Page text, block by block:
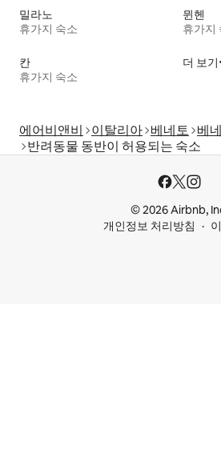
밀라노
휴가지 숙소
뮌헨
휴가지
칸
휴가지 숙소
더 보기
에어비앤비 이탈리아 베네토 베
반려동물 동반이 허용되는 숙소
© 2026 Airbnb,
개인정보 처리방침